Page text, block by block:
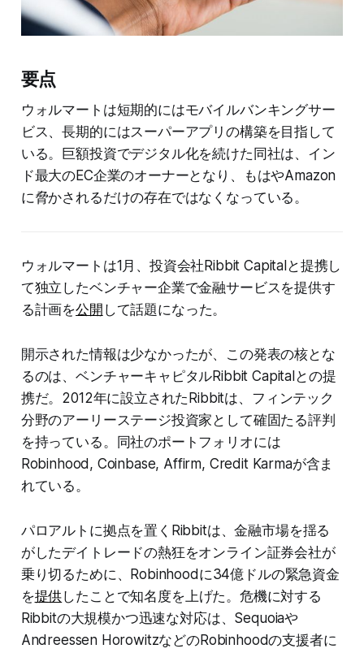
要点
ウォルマートは短期的にはモバイルバンキングサー
ビス、長期的にはスーパーアプリの構築を目指して
いる。巨額投資でデジタル化を続けた同社は、イン
ド最大のEC企業のオーナーとなり、もはやAmazon
に脅かされるだけの存在ではなくなっている。
ウォルマートは1月、投資会社Ribbit Capitalと提携し
て独立したベンチャー企業で金融サービスを提供す
る計画を公開 して話題になった。
開示された情報は少なかったが、この発表の核とな
るのは、ベンチャーキャピタルRibbit Capitalとの提
携だ。2012年に設立されたRibbitは、フィンテック
分野のアーリーステージ投資家として確固たる評判
を持っている。同社のポートフォリオには
Robinhood, Coinbase, Affirm, Credit Karmaが含ま
れている。
パロアルトに拠点を置くRibbitは、金融市場を揺る
がしたデイトレードの熱狂をオンライン証券会社が
乗り切るために、Robinhoodに34億ドルの緊急資金
を提供したことで知名度を上げた。危機に対する
Ribbitの大規模かつ迅速な対応は、Sequoiaや
Andreessen HorowitzなどのRobinhoodの支援者に